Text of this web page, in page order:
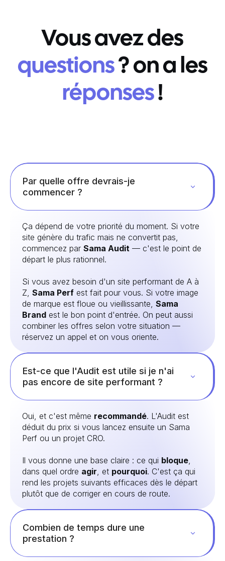
Vous avez des
questions? on a les
réponses!
Par quelle offre devrais-je
commencer ?
Ça dépend de votre priorité du moment. Si votre
site génère du trafic mais ne convertit pas,
commencez par Sama Audit — c'est le point de
départ le plus rationnel.
Si vous avez besoin d'un site performant de A à
Z, Sama Perf est fait pour vous. Si votre image
de marque est floue ou vieillissante, Sama
Brand est le bon point d'entrée. On peut aussi
combiner les offres selon votre situation —
réservez un appel et on vous oriente.
Est-ce que l'Audit est utile si je n'ai
pas encore de site performant ?
Oui, et c'est même recommandé. L'Audit est
déduit du prix si vous lancez ensuite un Sama
Perf ou un projet CRO.
Il vous donne une base claire : ce qui bloque
dans quel ordre agir , et pourquoi. C'est ça qui
rend les projets suivants efficaces dès le départ
plutôt que de corriger en cours de route.
Combien de temps dure une
prestation ?